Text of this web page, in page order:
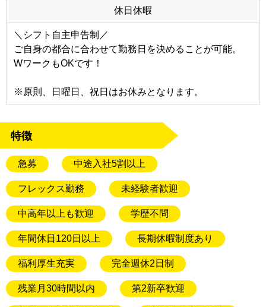
休日休暇
＼シフト自主申告制／
ご自身の都合に合わせて勤務日を決めることが可能。
WワークもOKです！
※原則、日曜日、祝日はお休みとなります。
特徴
急募 中途入社5割以上
フレックス勤務 未経験者歓迎
中高年以上も歓迎 学歴不問
年間休日120日以上 長期休暇制度あり
福利厚生充実 完全週休2日制
残業月30時間以内 第2新卒歓迎